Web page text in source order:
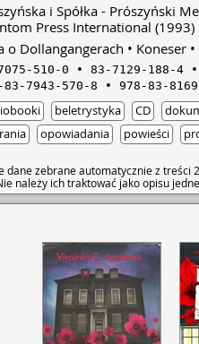
i Spółka - Prószyński
Press International (1993)
o Dollangangerach Koneser
510-0 83-7129-188-4
83-7943-570-8
978-83-
beletrystyka CD
opowiadania powieści
dane zebrane automatycznie z
należy ich traktować jako opisu